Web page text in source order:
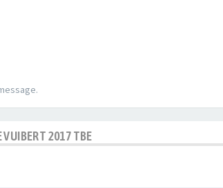
VUIBERT 2017 TBE